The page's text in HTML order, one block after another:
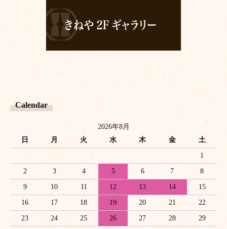
Calendar
2026年8月
日
月 火 水 木 金 土
1
2 3 4 5 6 7 8
9 10 11 12 13 14 15
16 17 18 19 20 21 22
23 24 25 26 27 28 29